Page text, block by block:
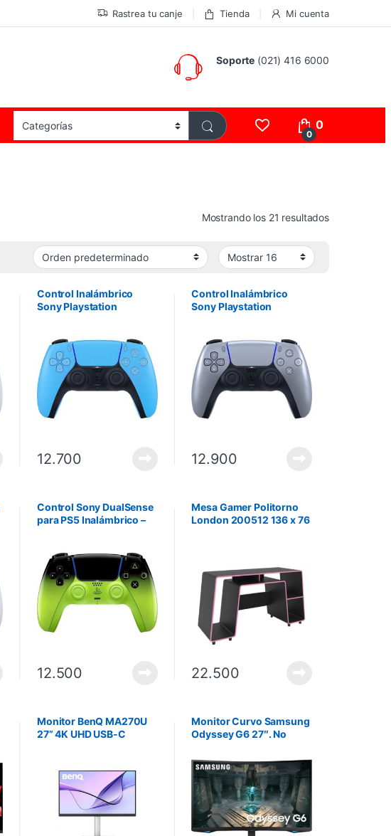
Rastrea tu canje Tienda Mi cuenta
Soporte (021) 416 6000
0
0
Mostrando los 21 resultados
Control Inalámbrico
Sony Playstation
12.700
Control Inalámbrico
Sony Playstation
12.900
Control Sony DualSense
para PS5 Inalámbrico –
12.500
Mesa Gamer Politorno
London 200512 136 x 76
22.500
Monitor BenQ MA270U
27” 4K UHD USB-C
incluye instalación.
Monitor Curvo Samsung
Odyssey G6 27″. No